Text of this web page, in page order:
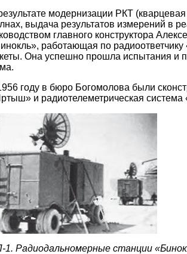
модернизации РКТ
выдача результатов измерений в
главного конструктора
работающая по
Она успешно прошла испытания и
году в бюро Богомолова были
и радиотелеметрическая
1. Радиодальномерные станции